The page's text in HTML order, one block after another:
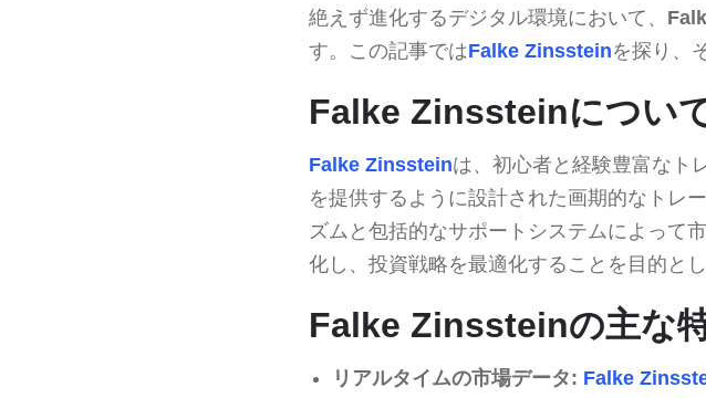
絶えず進化するデジタル環境において、
す。この記事ではFalke Zinssteinを探り、
Falke Zinssteinについ
Falke Zinssteinは、初心者と経験豊富なト
を提供するように設計された画期的なトレ
ズムと包括的なサポートシステムによって
化し、投資戦略を最適化することを目的とし
Falke Zinssteinの主な
リアルタイムの市場データ: Falke